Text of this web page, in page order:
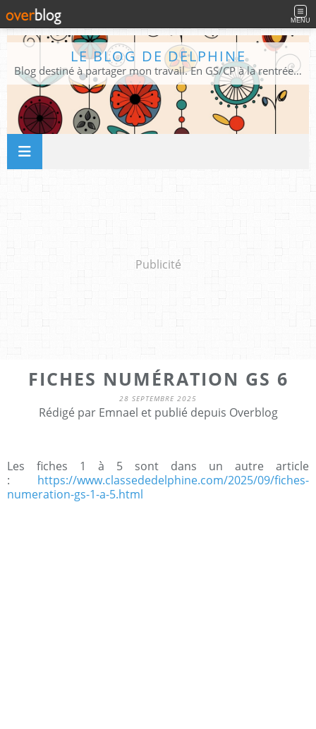
MENU
LE BLOG DE DELPHINE
Blog destiné à partager mon travail. En GS/CP à la rentrée 2026/2027 !
Publicité
FICHES NUMÉRATION GS 6
28 SEPTEMBRE 2025
Rédigé par Emnael et publié depuis Overblog
Les fiches 1 à 5 sont dans un autre article
: https://www.classededelphine.com/2025/09/fiches-
numeration-gs-1-a-5.html